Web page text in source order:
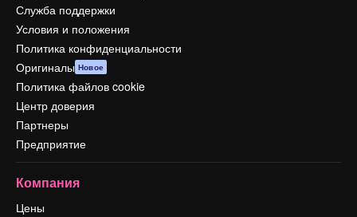
Служба поддержки
Условия и положения
Политика конфиденциальности
Оригиналы Новое
Политика файлов cookie
Центр доверия
Партнеры
Предприятие
Компания
Цены